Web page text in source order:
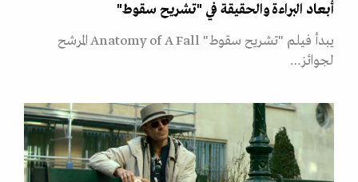
أبعاد البراءة والحقيقة في "تشريح سقوط"
يبدأ فيلم "تشريح سقوط" Anatomy of A Fall المرشح
لجوائز…